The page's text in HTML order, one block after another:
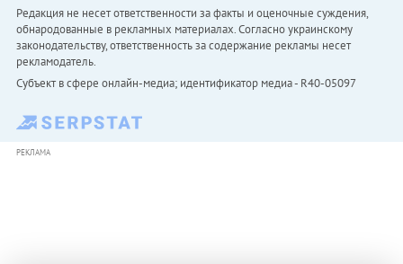
Редакция не несет ответственности за факты и оценочные суждения,
обнародованные в рекламных материалах. Согласно украинскому
законодательству, ответственность за содержание рекламы несет
рекламодатель.
Субъект в сфере онлайн-медиа; идентификатор медиа - R40-05097
РЕКЛАМА